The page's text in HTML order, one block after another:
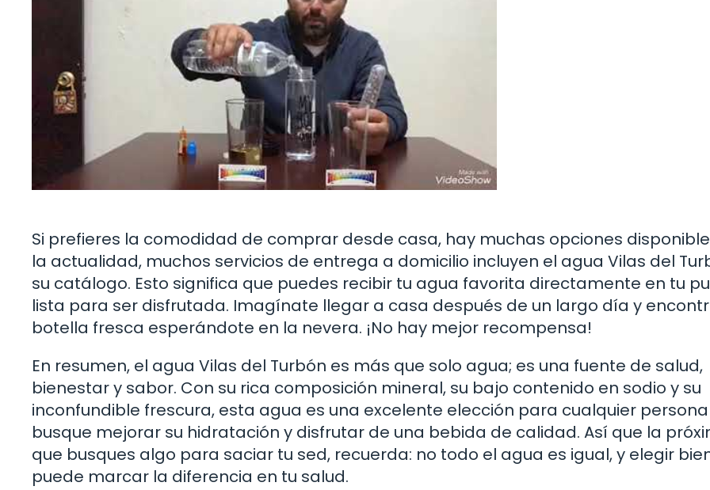
Si prefieres la comodidad de comprar desde casa, hay muchas opciones
la actualidad, muchos servicios de entrega a domicilio incluyen el agua Vilas del
su catálogo. Esto significa que puedes recibir tu agua favorita directamente en tu
lista para ser disfrutada. Imagínate llegar a casa después de un largo día y
botella fresca esperándote en la nevera. ¡No hay mejor recompensa!
En resumen, el agua Vilas del Turbón es más que solo agua; es una fuente de salud,
bienestar y sabor. Con su rica composición mineral, su bajo contenido en sodio y su
inconfundible frescura, esta agua es una excelente elección para cualquier
busque mejorar su hidratación y disfrutar de una bebida de calidad. Así que la
que busques algo para saciar tu sed, recuerda: no todo el agua es igual, y elegir
puede marcar la diferencia en tu salud.